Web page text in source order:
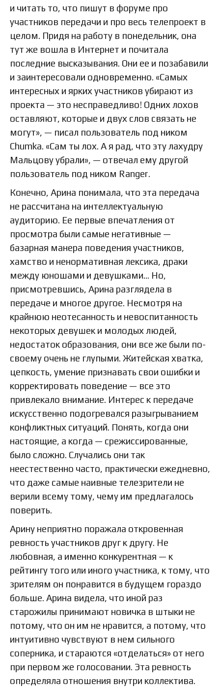
и читать то, что пишут в форуме про
участников передачи и про весь телепроект в
целом. Придя на работу в понедельник, она
тут же вошла в Интернет и почитала
последние высказывания. Они ее и позабавили
и заинтересовали одновременно. «Самых
интересных и ярких участников убирают из
проекта — это несправедливо! Одних лохов
оставляют, которые и двух слов связать не
могут», — писал пользователь под ником
Chumka. «Сам ты лох. А я рад, что эту лахудру
Мальцову убрали», — отвечал ему другой
пользователь под ником Ranger.
Конечно, Арина понимала, что эта передача
не рассчитана на интеллектуальную
аудиторию. Ее первые впечатления от
просмотра были самые негативные —
базарная манера поведения участников,
хамство и ненормативная лексика, драки
между юношами и девушками… Но,
присмотревшись, Арина разглядела в
передаче и многое другое. Несмотря на
крайнюю неотесанность и невоспитанность
некоторых девушек и молодых людей,
недостаток образования, они все же были по-
своему очень не глупыми. Житейская хватка,
цепкость, умение признавать свои ошибки и
корректировать поведение — все это
привлекало внимание. Интерес к передаче
искусственно подогревался разыгрыванием
конфликтных ситуаций. Понять, когда они
настоящие, а когда — срежиссированные,
было сложно. Случались они так
неестественно часто, практически ежедневно,
что даже самые наивные телезрители не
верили всему тому, чему им предлагалось
поверить.
Арину неприятно поражала откровенная
ревность участников друг к другу. Не
любовная, а именно конкурентная — к
рейтингу того или иного участника, к тому, что
зрителям он понравится в будущем гораздо
больше. Арина видела, что иной раз
старожилы принимают новичка в штыки не
потому, что он им не нравится, а потому, что
интуитивно чувствуют в нем сильного
соперника, и стараются «отделаться» от него
при первом же голосовании. Эта ревность
определяла отношения внутри коллектива.